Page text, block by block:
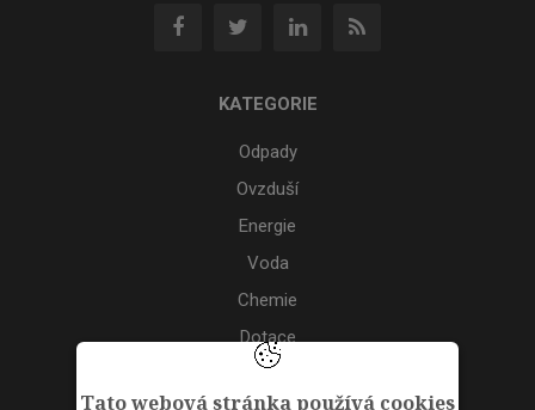
Tato webová stránka používá cookies
KATEGORIE
Odpady
Ovzduší
Energie
Voda
Chemie
Dotace
Akce